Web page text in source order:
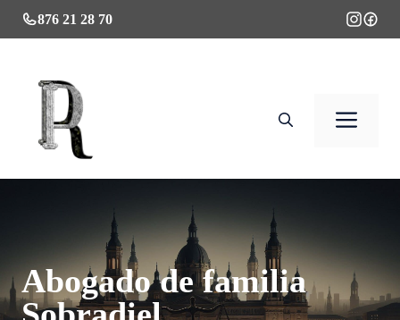
Saltar
al
876 21 28 70
Abogado de familia